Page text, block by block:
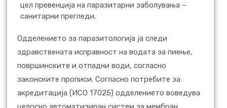
цел превенција на паразитарни заболувања –
санитарни прегледи.
Одделението за паразитологија ја следи
здравствената исправност на водата за пиење,
површинските и отпадни води, согласно
законските прописи. Согласно потребите за
акредитација (ИСО 17025) одделението воведува